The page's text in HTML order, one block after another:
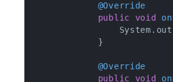
@Override
public
void
            }
@Override
public
void